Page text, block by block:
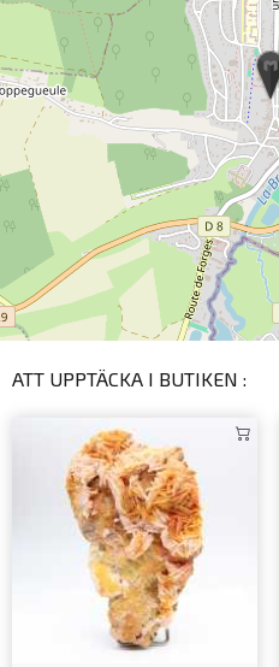
ATT UPPTÄCKA I BUTIKEN :